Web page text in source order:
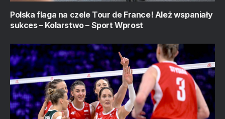
Polska flaga na czele Tour de France! Ależ wspaniały
sukces – Kolarstwo – Sport Wprost